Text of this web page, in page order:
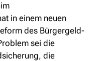
in einem neuen
des Bürgergeld-
sei die
die